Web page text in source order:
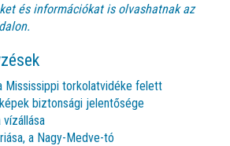
és információkat is olvashatnak az
Mississippi torkolatvidéke felett
biztonsági jelentősége
vízállása
a Nagy-Medve-tó